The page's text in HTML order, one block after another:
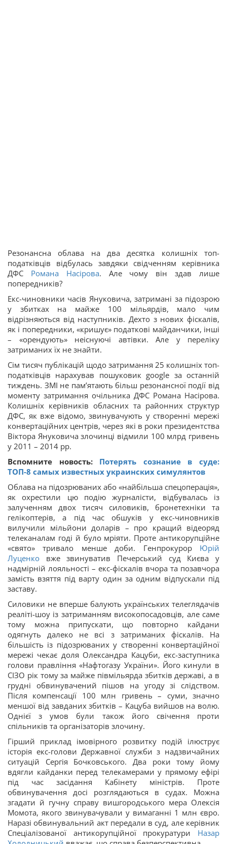
Резонансна облава на два десятка колишніх топ-
податківців відбулась завдяки свідченням керівника
ДФС Романа Насірова. Але чому він здав лише
попередників?
Екс-чиновники часів Януковича, затримані за підозрою
у збитках на майже 100 мільярдів, мало чим
відрізняються від наступників. Дехто з нових фіскалів,
як і попередники, «кришує» податкові майданчики, інші
– «орендують» неіснуючі автівки. Але у переліку
затриманих їх не знайти.
Сім тисяч публікацій щодо затримання 25 колишніх топ-
податківців нарахував пошуковик google за останній
тиждень. ЗМІ не пам’ятають більш резонансної події від
моменту затримання очільника ДФС Романа Насірова.
Колишніх керівників обласних та районних структур
ДФС, як вже відомо, звинувачують у створенні мережі
конвертаційних центрів, через які в роки президентства
Віктора Януковича злочинці відмили 100 млрд гривень
у 2011 – 2014 рр.
Вспомните новость: Потерять сознание в суде:
ТОП-8 самых известных украинских симулянтов
Облава на підозрюваних або «найбільша спецоперація»,
як охрестили цю подію журналісти, відбувалась із
залученням двох тисяч силовиків, бронетехніки та
гелікоптерів, а під час обшуків у екс-чиновників
вилучили мільйони доларів – про кращий відеоряд
телеканалам годі й було мріяти. Проте антикорупційне
«свято» тривало менше доби. Генпрокурор Юрій
Луценко вже звинуватив Печерський суд Києва у
надмірній лояльності – екс-фіскалів вчора та позавчора
замість взяття під варту один за одним відпускали під
заставу.
Силовики не вперше балують українських телеглядачів
реаліті-шоу із затриманням високопосадовців, але саме
тому можна припускати, що повторно кайдани
одягнуть далеко не всі з затриманих фіскалів. На
більшість із підозрюваних у створенні конвертаційної
мережі чекає доля Олександра Кацуби, екс-заступника
голови правління «Нафтогазу України». Його кинули в
СІЗО рік тому за майже півмільярда збитків державі, а в
грудні обвинувачений пішов на угоду зі слідством.
Після компенсації 100 млн гривень – суми, значно
меншої від завданих збитків – Кацуба вийшов на волю.
Однієї з умов були також його свічення проти
спільників та організаторів злочину.
Гірший приклад імовірного розвитку подій ілюструє
історія екс-голови Державної служби з надзвичайних
ситуацій Сергія Бочковського. Два роки тому йому
вдягли кайданки перед телекамерами у прямому ефірі
під час засідання Кабінету міністрів. Проте
обвинувачення досі розглядаються в судах. Можна
згадати й гучну справу вишгородського мера Олексія
Момота, якого звинувачували у вимаганні 1 млн євро.
Наразі обвинувальний акт передали в суд, але керівник
Спеціалізованої антикорупційної прокуратури Назар